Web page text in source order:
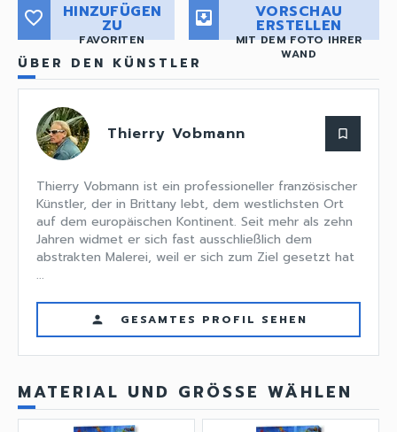
favorite_border HINZUFÜGEN
ZU
FAVORITEN
move_to_inbox VORSCHAU
ERSTELLEN
MIT DEM FOTO IHRER
WAND
ÜBER DEN KÜNSTLER
Thierry Vobmann bookmark_border
Thierry Vobmann ist ein professioneller französischer
Künstler, der in Brittany lebt, dem westlichsten Ort
auf dem europäischen Kontinent. Seit mehr als zehn
Jahren widmet er sich fast ausschließlich dem
abstrakten Malerei, weil er sich zum Ziel gesetzt hat
...
person GESAMTES PROFIL SEHEN
MATERIAL UND GRÖSSE WÄHLEN